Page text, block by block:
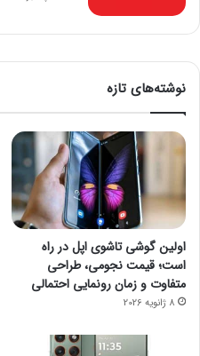
نوشته‌های تازه
اولین گوشی تاشوی اپل در راه
است؛ قیمت نجومی، طراحی
متفاوت و زمان رونمایی احتمالی
8 ژانویه 2026